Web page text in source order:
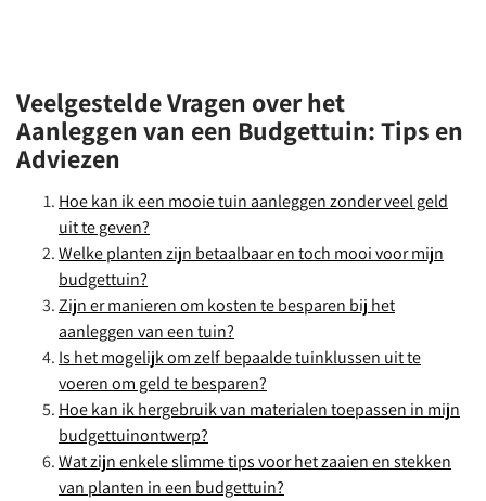
Veelgestelde Vragen over het
Aanleggen van een Budgettuin: Tips en
Adviezen
Hoe kan ik een mooie tuin aanleggen zonder veel geld
uit te geven?
Welke planten zijn betaalbaar en toch mooi voor mijn
budgettuin?
Zijn er manieren om kosten te besparen bij het
aanleggen van een tuin?
Is het mogelijk om zelf bepaalde tuinklussen uit te
voeren om geld te besparen?
Hoe kan ik hergebruik van materialen toepassen in mijn
budgettuinontwerp?
Wat zijn enkele slimme tips voor het zaaien en stekken
van planten in een budgettuin?